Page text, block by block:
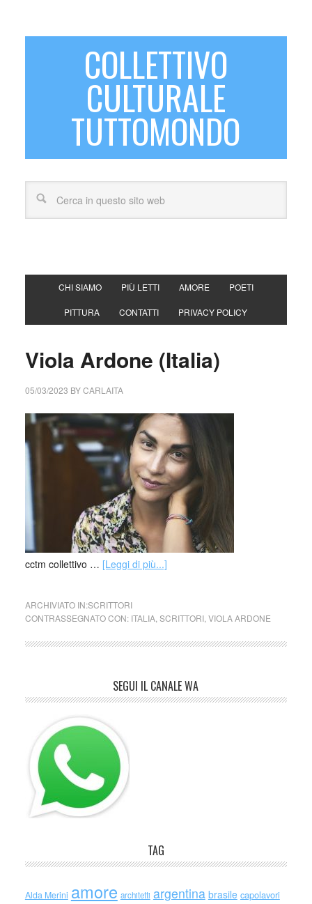
COLLETTIVO
CULTURALE
TUTTOMONDO
CHI SIAMO PIÙ LETTI AMORE POETI
PITTURA CONTATTI PRIVACY POLICY
Viola Ardone (Italia)
05/03/2023 BYCARLAITA
cctm collettivo … [Leggi di più...]
ARCHIVIATO IN:SCRITTORI
CONTRASSEGNATO CON: ITALIA, SCRITTORI, VIOLA ARDONE
SEGUI IL CANALE WA
TAG
Alda Merini amore architetti argentina brasile capolavori